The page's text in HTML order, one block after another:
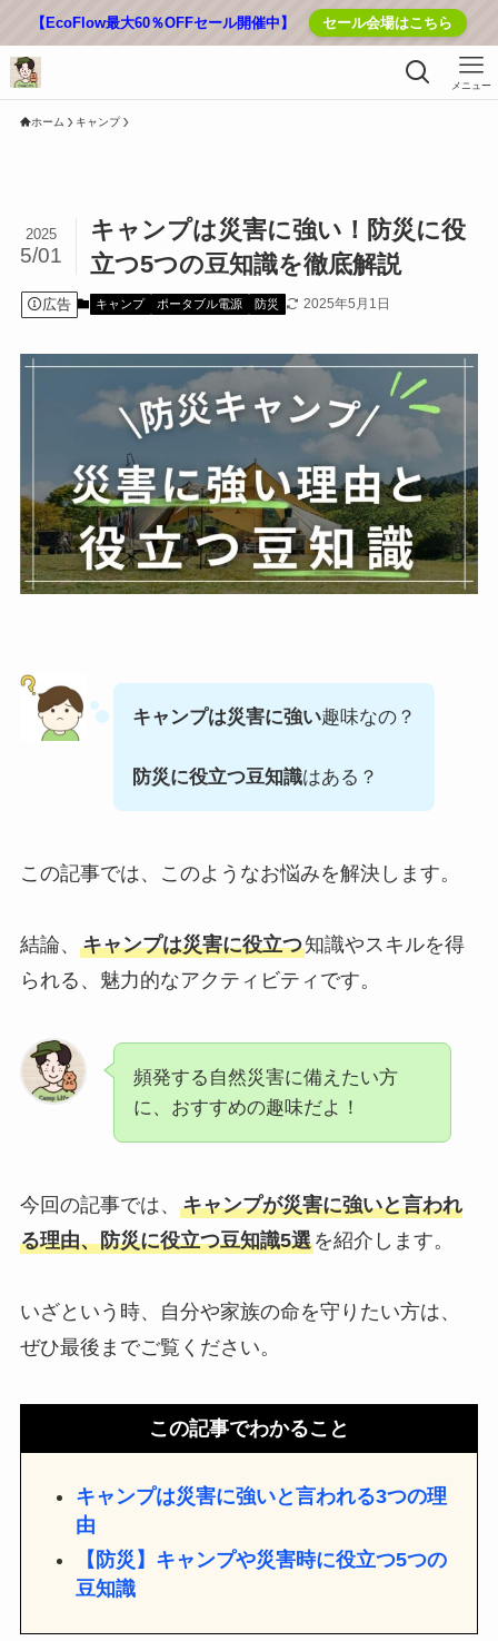
【EcoFlow最大60％OFFセール開催中】 セール会場はこちら
メニュー
ホーム キャンプ
キャンプは災害に強い！防災に役
立つ5つの豆知識を徹底解説
2025
5/01
広告 キャンプ ポータブル電源 防災 2025年5月1日
キャンプは災害に強い趣味なの？
防災に役立つ豆知識はある？
この記事では、このようなお悩みを解決します。
結論、 キャンプは災害に役立つ知識やスキルを得
られる、魅力的なアクティビティです。
頻発する自然災害に備えたい方
に、おすすめの趣味だよ！
今回の記事では、 キャンプが災害に強いと言われ
る理由、防災に役立つ豆知識5選を紹介します。
いざという時、自分や家族の命を守りたい方は、
ぜひ最後までご覧ください。
この記事でわかること
キャンプは災害に強いと言われる3つの理
由
【防災】キャンプや災害時に役立つ5つの
豆知識